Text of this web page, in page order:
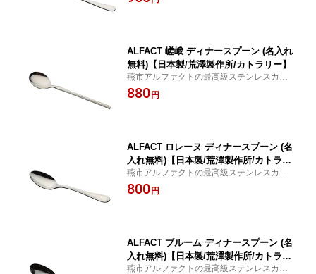
／荒澤製作所】
ALFACT 嵯峨 ディナースプーン (名入れ
無料)【日本製/荒澤製作所/カトラリー】
燕市アルファクトの最高級ステンレスカト
ラリー 【楽ギフ_名入れ】【日本製／燕市
／荒澤製作所】
880 円
ALFACT ロレーヌ ディナースプーン (名
入れ無料)【日本製/荒澤製作所/カトラリ
ー】
燕市アルファクトの最高級ステンレスカト
ラリー 【楽ギフ_名入れ】【日本製／燕市
／荒澤製作所】
800 円
ALFACT ブルーム ディナースプーン (名
入れ無料)【日本製/荒澤製作所/カトラリ
ー】
燕市アルファクトの最高級ステンレスカト